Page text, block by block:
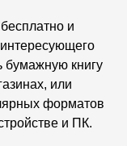
и
бумажную книгу
или
форматов
и ПК.